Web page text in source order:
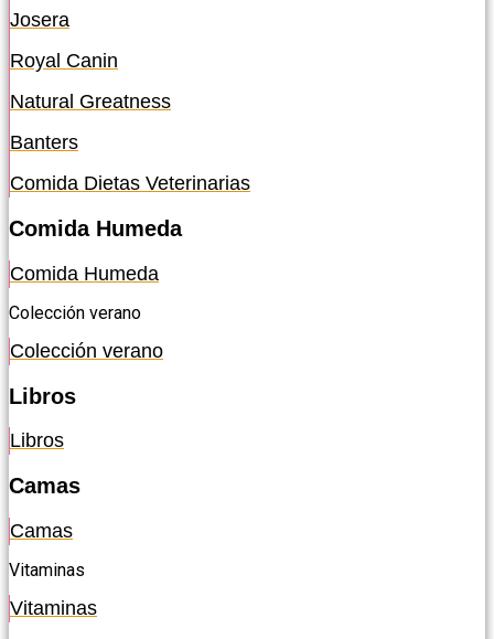
Josera
Royal Canin
Natural Greatness
Banters
Comida Dietas Veterinarias
Comida Humeda
Comida Humeda
Colección verano
Colección verano
Libros
Libros
Camas
Camas
Vitaminas
Vitaminas